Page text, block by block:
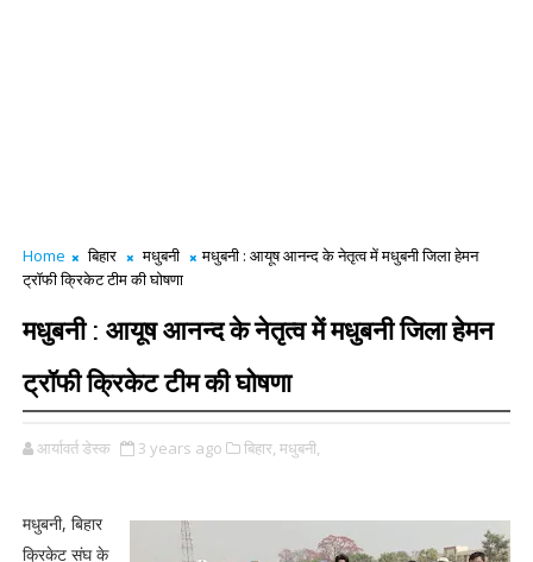
Home बिहार मधुबनी
मधुबनी : आयूष आनन्द के नेतृत्व में मधुबनी जिला हेमन
ट्रॉफी क्रिकेट टीम की घोषणा
मधुबनी : आयूष आनन्द के नेतृत्व में मधुबनी जिला हेमन
ट्रॉफी क्रिकेट टीम की घोषणा
आर्यावर्त डेस्क 3 years ago बिहार, मधुबनी,
मधुबनी, बिहार
क्रिकेट संघ के